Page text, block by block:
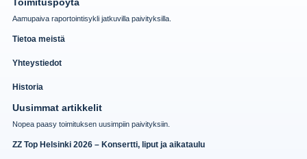
Toimituspoyta
Aamupaiva raportointisykli jatkuvilla paivityksilla.
Tietoa meistä
Yhteystiedot
Historia
Uusimmat artikkelit
Nopea paasy toimituksen uusimpiin paivityksiin.
ZZ Top Helsinki 2026 – Konsertti, liput ja aikataulu